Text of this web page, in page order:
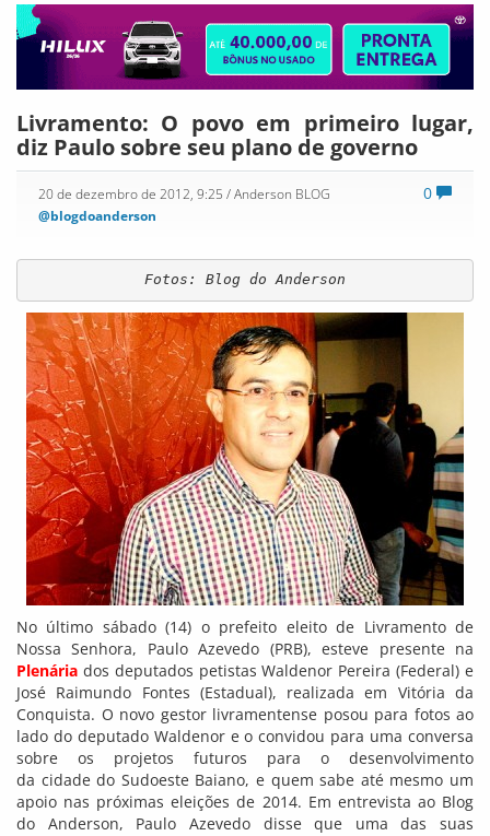
Livramento: O povo em primeiro lugar,
diz Paulo sobre seu plano de governo
0
20 de dezembro de 2012, 9:25 / Anderson BLOG
@blogdoanderson
Fotos: Blog do Anderson
No último sábado (14) o prefeito eleito de Livramento de
Nossa Senhora, Paulo Azevedo (PRB), esteve presente na
Plenária dos deputados petistas Waldenor Pereira (Federal) e
José Raimundo Fontes (Estadual), realizada em Vitória da
Conquista. O novo gestor livramentense posou para fotos ao
lado do deputado Waldenor e o convidou para uma conversa
sobre os projetos futuros para o desenvolvimento
da cidade do Sudoeste Baiano, e quem sabe até mesmo um
apoio nas próximas eleições de 2014. Em entrevista ao Blog
do Anderson, Paulo Azevedo disse que uma das suas